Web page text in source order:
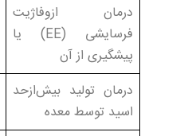
درمان ازوفاژیت
فرسایشی (EE) یا
پیشگیری از آن
درمان تولید بیش‌ازحد
اسید توسط معده